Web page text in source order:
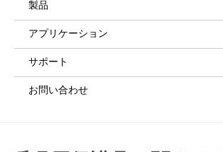
製品
アプリケーション
サポート
お問い合わせ